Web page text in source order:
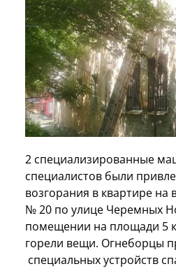
2 специализированные
специалистов были
возгорания в квартире на
№ 20 по улице Черемных
помещении на площади 5
горели вещи. Огнеборцы
специальных устройств